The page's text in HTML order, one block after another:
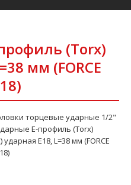
(Torx)
мм (FORCE
торцевые ударные 1/2"
Е-профиль (Torx)
Е18, L=38 мм (FORCE